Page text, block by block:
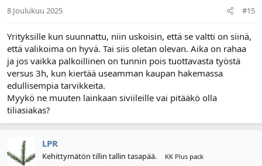
8 Joulukuu 2025 #15
Yrityksille kun suunnattu, niin uskoisin, että se valtti on siinä,
että valikoima on hyvä. Tai siis oletan olevan. Aika on rahaa
ja jos vaikka palkoillinen on tunnin pois tuottavasta työstä
versus 3h, kun kiertää useamman kaupan hakemassa
edullisempia tarvikkeita.
Myykö ne muuten lainkaan siviileille vai pitääkö olla
tiliasiakas?
LPR
Kehittymätön tillin tallin tasapää. KK Plus pack